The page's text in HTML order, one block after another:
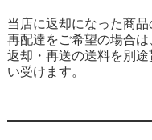
当店に返却になった商品
再配達をご希望の場合は
返却・再送の送料を別途
い受けます。